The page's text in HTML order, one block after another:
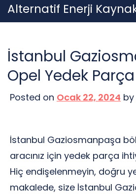
Skip
to
Alternatif Enerji
İstanbul
Opel Yedek Parça
Posted on Ocak 22, 2024 by
İstanbul Gaziosmanpaşa
aracınız için yedek parça
Hiç endişelenmeyin, doğru
makalede, size İstanbul